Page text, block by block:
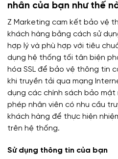
nhân của bạn như thế
Z Marketing cam kết bảo vệ
khách hàng bằng cách sử
hợp lý và phù hợp với tiêu
dụng hệ thống tối tân biện
hóa SSL để bảo vệ thông tin
khi truyền tải qua mạng
dụng các chính sách bảo
phép nhân viên có nhu cầu
khách hàng để thực hiện
trên hệ thống.
Sử dụng thông tin của bạn